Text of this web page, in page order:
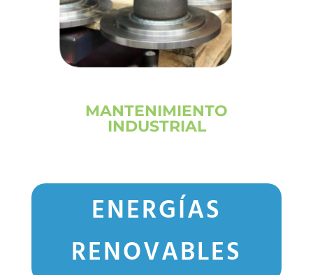
MANTENIMIENTO
INDUSTRIAL
ENERGÍAS
RENOVABLES